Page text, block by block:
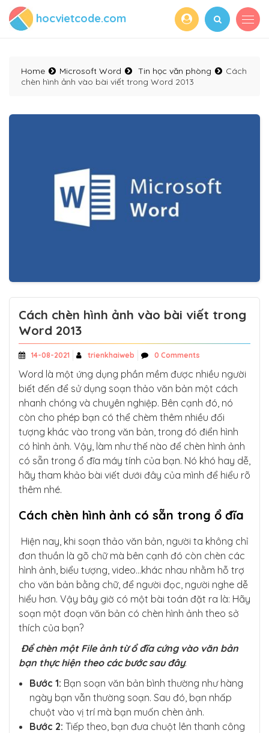
hocvietcode.com
Home Microsoft Word Tin học văn phòng
Cách
chèn hình ảnh vào bài viết trong Word 2013
Cách chèn hình ảnh vào bài viết trong
Word 2013
14-08-2021 trienkhaiweb 0 Comments
Word là một ứng dụng phần mềm được nhiều người
biết đến để sử dụng soạn thảo văn bản một cách
nhanh chóng và chuyên nghiệp. Bên cạnh đó, nó
còn cho phép bạn có thể chèm thêm nhiều đối
tượng khác vào trong văn bản, trong đó điển hình
có hình ảnh. Vậy, làm như thế nào để chèn hình ảnh
có sẵn trong ổ đĩa máy tính của bạn. Nó khó hay dễ,
hãy tham khảo bài viết dưới đây của mình để hiểu rõ
thêm nhé.
Cách chèn hình ảnh có sẵn trong ổ đĩa
Hiện nay, khi soạn thảo văn bản, người ta không chỉ
đơn thuần là gõ chữ mà bên cạnh đó còn chèn các
hình ảnh, biểu tượng, video…khác nhau nhằm hỗ trợ
cho văn bản bằng chữ, để người đọc, người nghe dễ
hiểu hơn. Vậy bây giờ có một bài toán đặt ra là: Hãy
soạn một đoạn văn bản có chèn hình ảnh theo sở
thích của bạn?
Để chèn một File ảnh từ ổ đĩa cứng vào văn bản
bạn thực hiện theo các bước sau đây:
Bước 1: Bạn soạn văn bản bình thường như hàng
ngày bạn vẫn thường soạn. Sau đó, bạn nhấp
chuột vào vị trí mà bạn muốn chèn ảnh.
Bước 2: Tiếp theo, bạn đưa chuột lên thanh công